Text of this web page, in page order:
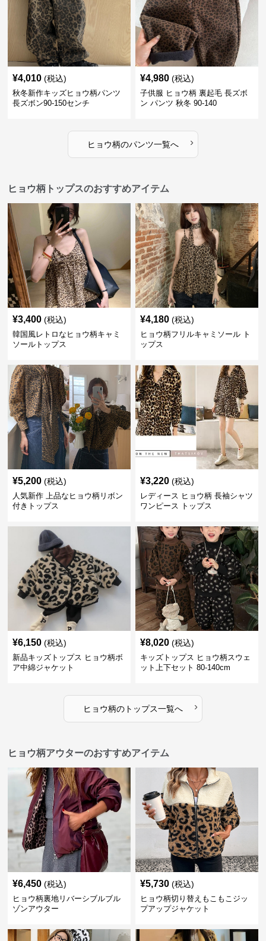
¥4,010 (税込)
秋冬新作キッズヒョウ柄パンツ
長ズボン90-150センチ
¥4,980 (税込)
子供服 ヒョウ柄 裏起毛 長ズボ
ン パンツ 秋冬 90-140
ヒョウ柄のパンツ一覧へ ›
ヒョウ柄トップスのおすすめアイテム
¥3,400 (税込)
韓国風レトロなヒョウ柄キャミ
ソールトップス
¥4,180 (税込)
ヒョウ柄フリルキャミソール ト
ップス
¥5,200 (税込)
人気新作 上品なヒョウ柄リボン
付きトップス
¥3,220 (税込)
レディース ヒョウ柄 長袖シャツ
ワンピース トップス
¥6,150 (税込)
新品キッズトップス ヒョウ柄ボ
ア中綿ジャケット
¥8,020 (税込)
キッズトップス ヒョウ柄スウェ
ット上下セット 80-140cm
ヒョウ柄のトップス一覧へ ›
ヒョウ柄アウターのおすすめアイテム
¥6,450 (税込)
ヒョウ柄裏地リバーシブルブル
ゾンアウター
¥5,730 (税込)
ヒョウ柄切り替えもこもこジッ
プアップジャケット